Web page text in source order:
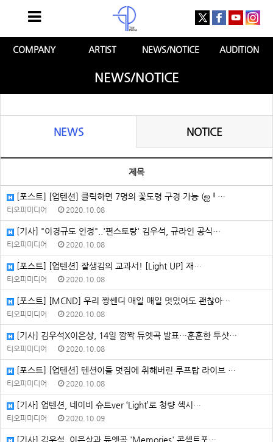
COMPANY ARTIST NEWS/NOTICE AUDITION
NEWS/NOTICE
NEWS NOTICE
제목
[포스트] [업텐션] 클릭하면 7명의 꽃도령 구경 가능 (ஐ╹…
티오피미디어 2020.10.08
[기사] "이경규도 인정"..'편스토랑' 김우석, 규라인 공식…
티오피미디어 2020.10.08
[포스트] [업텐션] 잘생김의 교과서! [Light UP] 재…
티오피미디어 2020.10.08
[포스트] [MCND] 우리 짱쎈디 매일 매일 멋있어도 괜찮아…
티오피미디어 2020.10.08
[기사] 김우석X이은상, 14일 깜짝 듀엣곡 발표…훈훈한 투샷…
티오피미디어 2020.10.08
[포스트] [업텐션] 텐션이들 멋짐에 취해버린 루프탑 라이브 …
티오피미디어 2020.10.08
[기사] 업텐션, 네이비 슈트ver ‘Light’로 청량 섹시…
티오피미디어 2020.10.09
[기사] 김우석, 이은상과 듀엣곡 'Memories' 콘셉트포…